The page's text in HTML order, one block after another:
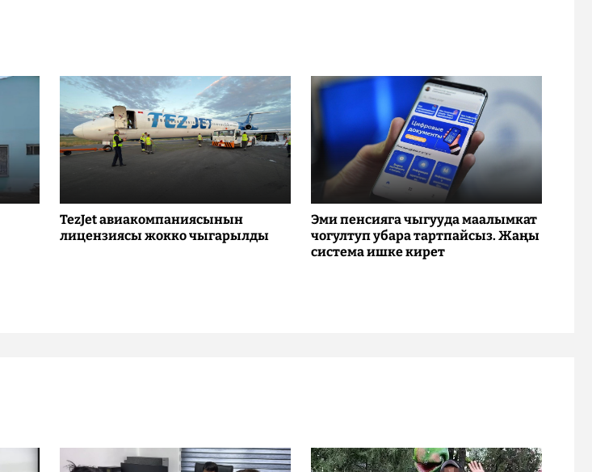
TezJet авиакомпаниясынын
лицензиясы жокко чыгарылды
Эми пенсияга чыгууда маалымкат
чогултуп убара тартпайсыз. Жаңы
система ишке кирет